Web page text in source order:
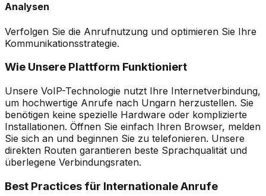
Analysen
Verfolgen Sie die Anrufnutzung und optimieren Sie Ihre
Kommunikationsstrategie.
Wie Unsere Plattform Funktioniert
Unsere VoIP-Technologie nutzt Ihre Internetverbindung,
um hochwertige Anrufe nach Ungarn herzustellen. Sie
benötigen keine spezielle Hardware oder komplizierte
Installationen. Öffnen Sie einfach Ihren Browser, melden
Sie sich an und beginnen Sie zu telefonieren. Unsere
direkten Routen garantieren beste Sprachqualität und
überlegene Verbindungsraten.
Best Practices für Internationale Anrufe